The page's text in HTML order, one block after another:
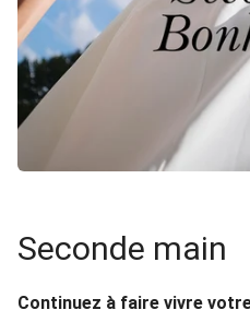
Seconde main
Continuez à faire vivre